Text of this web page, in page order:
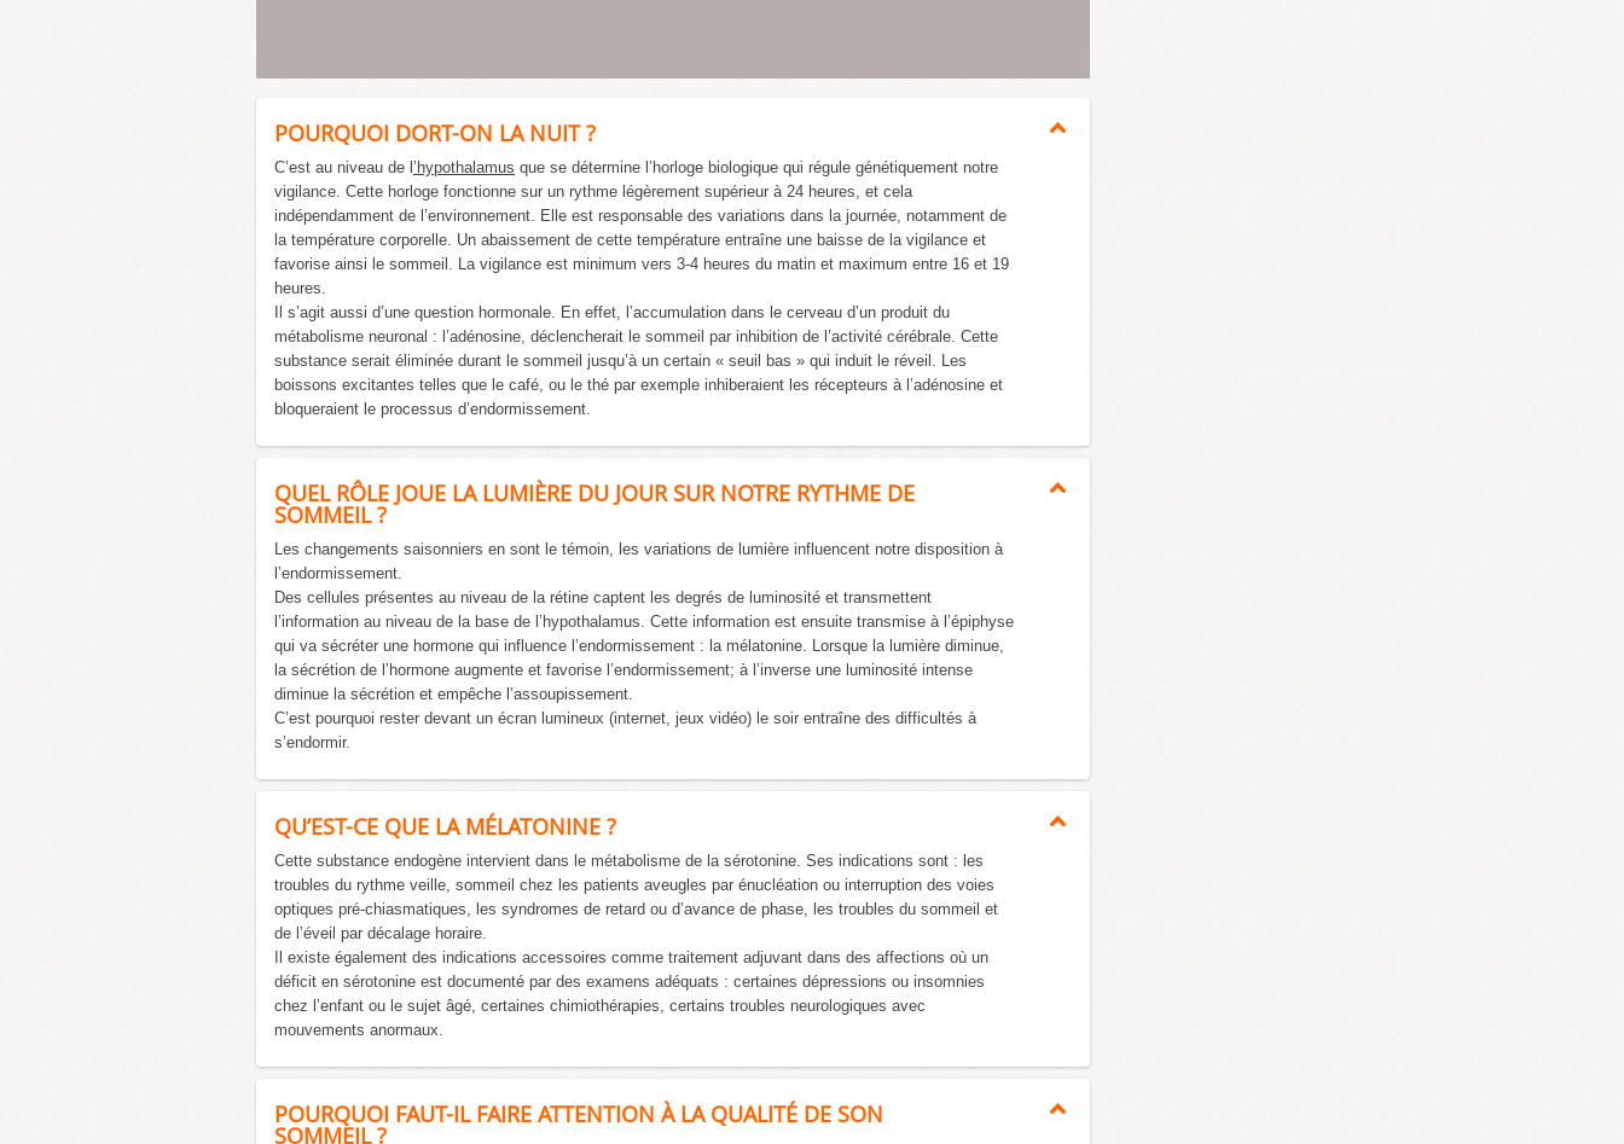
POURQUOI DORT-ON LA NUIT ?
C’est au niveau de l ’hypothalamus que se détermine l’horloge biologique qui régule génétiquement notre
vigilance. Cette horloge fonctionne sur un rythme légèrement supérieur à 24 heures, et cela
indépendamment de l’environnement. Elle est responsable des variations dans la journée, notamment de
la température corporelle. Un abaissement de cette température entraîne une baisse de la vigilance et
favorise ainsi le sommeil. La vigilance est minimum vers 3-4 heures du matin et maximum entre 16 et 19
heures.
Il s’agit aussi d’une question hormonale. En effet, l’accumulation dans le cerveau d’un produit du
métabolisme neuronal : l’adénosine, déclencherait le sommeil par inhibition de l’activité cérébrale. Cette
substance serait éliminée durant le sommeil jusqu’à un certain « seuil bas » qui induit le réveil. Les
boissons excitantes telles que le café, ou le thé par exemple inhiberaient les récepteurs à l’adénosine et
bloqueraient le processus d’endormissement.
QUEL RÔLE JOUE LA LUMIÈRE DU JOUR SUR NOTRE RYTHME DE
SOMMEIL ?
Les changements saisonniers en sont le témoin, les variations de lumière influencent notre disposition à
l’endormissement.
Des cellules présentes au niveau de la rétine captent les degrés de luminosité et transmettent
l’information au niveau de la base de l’hypothalamus. Cette information est ensuite transmise à l’épiphyse
qui va sécréter une hormone qui influence l’endormissement : la mélatonine. Lorsque la lumière diminue,
la sécrétion de l’hormone augmente et favorise l’endormissement; à l’inverse une luminosité intense
diminue la sécrétion et empêche l’assoupissement.
C’est pourquoi rester devant un écran lumineux (internet, jeux vidéo) le soir entraîne des difficultés à
s’endormir.
QU’EST-CE QUE LA MÉLATONINE ?
Cette substance endogène intervient dans le métabolisme de la sérotonine. Ses indications sont : les
troubles du rythme veille, sommeil chez les patients aveugles par énucléation ou interruption des voies
optiques pré-chiasmatiques, les syndromes de retard ou d’avance de phase, les troubles du sommeil et
de l’éveil par décalage horaire.
Il existe également des indications accessoires comme traitement adjuvant dans des affections où un
déficit en sérotonine est documenté par des examens adéquats : certaines dépressions ou insomnies
chez l’enfant ou le sujet âgé, certaines chimiothérapies, certains troubles neurologiques avec
mouvements anormaux.
POURQUOI FAUT-IL FAIRE ATTENTION À LA QUALITÉ DE SON
SOMMEIL ?